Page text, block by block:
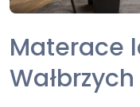
Materace
Wałbrzych